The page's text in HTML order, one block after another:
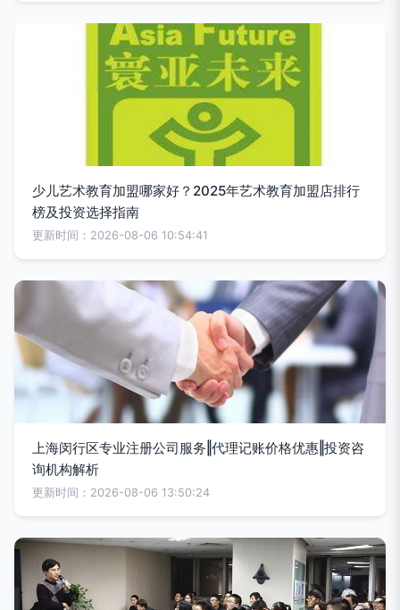
少儿艺术教育加盟哪家好？2025年艺术教育加盟店排行
榜及投资选择指南
更新时间：2026-08-06 10:54:41
上海闵行区专业注册公司服务‖代理记账价格优惠‖投资咨
询机构解析
更新时间：2026-08-06 13:50:24